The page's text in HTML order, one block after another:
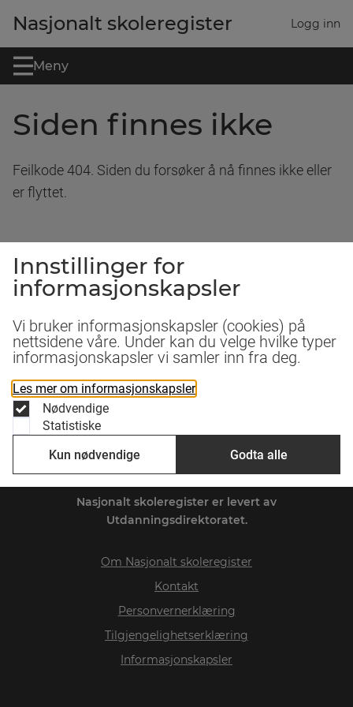
Nasjonalt skoleregister Logg inn
Meny
Siden finnes ikke
Feilkode 404. Siden du forsøker å nå finnes ikke eller
er flyttet.
Nasjonalt skoleregister er levert av
Utdanningsdirektoratet.
Om Nasjonalt skoleregister
Kontakt
Personvernerklæring
Tilgjengelighetserklæring
Informasjonskapsler
Innstillinger for
informasjonskapsler
Vi bruker informasjonskapsler (cookies) på
nettsidene våre. Under kan du velge hvilke typer
informasjonskapsler vi samler inn fra deg.
Les mer om informasjonskapsler
Nødvendige
Statistiske
Kun nødvendige
Godta alle